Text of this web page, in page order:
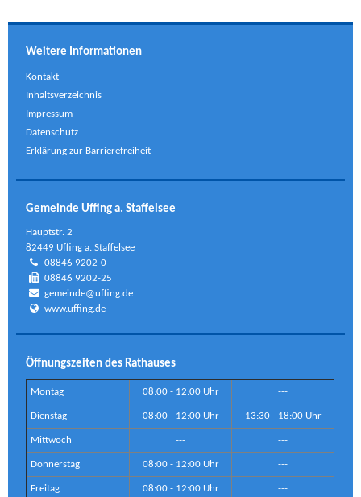
Weitere Informationen
Kontakt
Inhaltsverzeichnis
Impressum
Datenschutz
Erklärung zur Barrierefreiheit
Gemeinde Uffing a. Staffelsee
Hauptstr. 2
82449 Uffing a. Staffelsee
08846 9202-0
08846 9202-25
gemeinde@uffing.de
www.uffing.de
Öffnungszeiten des Rathauses
Montag 08:00 - 12:00 Uhr ---
Dienstag 08:00 - 12:00 Uhr 13:30 - 18:00 Uhr
Mittwoch --- ---
Donnerstag 08:00 - 12:00 Uhr ---
Freitag 08:00 - 12:00 Uhr ---